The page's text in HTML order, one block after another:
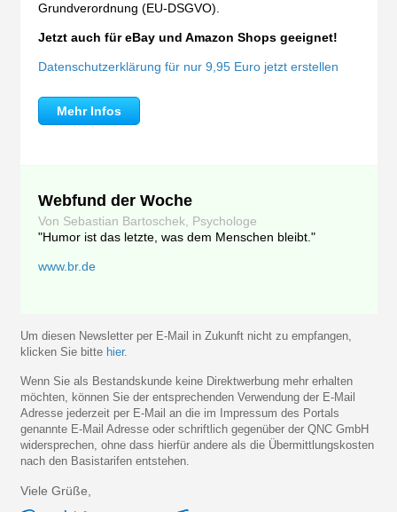
Grundverordnung (EU-DSGVO).
Jetzt auch für eBay und Amazon Shops geeignet!
Datenschutzerklärung für nur 9,95 Euro jetzt erstellen
Mehr Infos
Webfund der Woche
Von Sebastian Bartoschek, Psychologe
"Humor ist das letzte, was dem Menschen bleibt."
www.br.de
Um diesen Newsletter per E-Mail in Zukunft nicht zu empfangen,
klicken Sie bitte hier.
Wenn Sie als Bestandskunde keine Direktwerbung mehr erhalten
möchten, können Sie der entsprechenden Verwendung der E-Mail
Adresse jederzeit per E-Mail an die im Impressum des Portals
genannte E-Mail Adresse oder schriftlich gegenüber der QNC GmbH
widersprechen, ohne dass hierfür andere als die Übermittlungskosten
nach den Basistarifen entstehen.
Viele Grüße,